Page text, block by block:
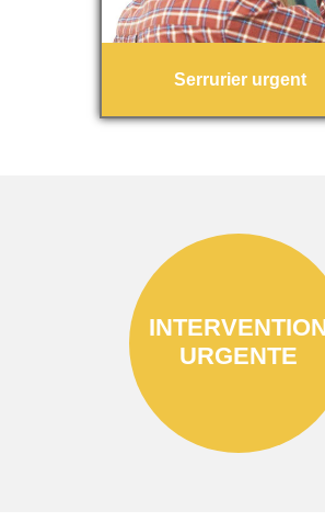
Serrurier urgent
URGENTE